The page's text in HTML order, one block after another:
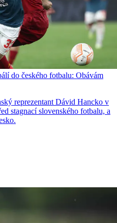
do českého fotbalu: Obávám
reprezentant Dávid Hancko v
stagnací slovenského fotbalu, a